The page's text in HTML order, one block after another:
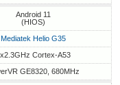
Android 11
(HIOS)
Mediatek Helio G35
Cortex-A53
GE8320, 680MHz